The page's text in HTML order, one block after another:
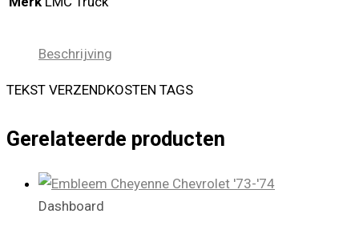
Beschrijving
TEKST VERZENDKOSTEN TAGS
Gerelateerde producten
Dashboard